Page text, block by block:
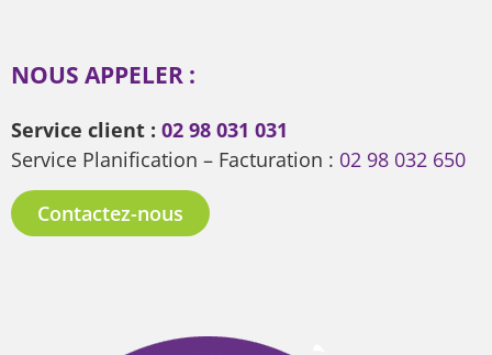
NOUS APPELER :
Service client : 02 98 031 031
Service Planification – Facturation : 02 98 032 650
Contactez-nous